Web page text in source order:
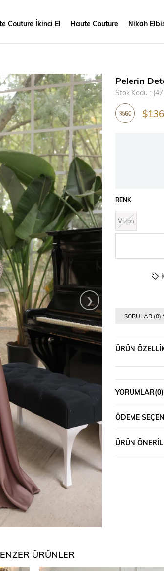
Couture İkinci El Haute Couture Nikah
›
Pelerin
Stok Kodu
%60
RENK
Vizon
SORULAR (0)
ÜRÜN
YORUMLAR(0)
ÖDEME
ÜRÜN
ÜRÜNLER